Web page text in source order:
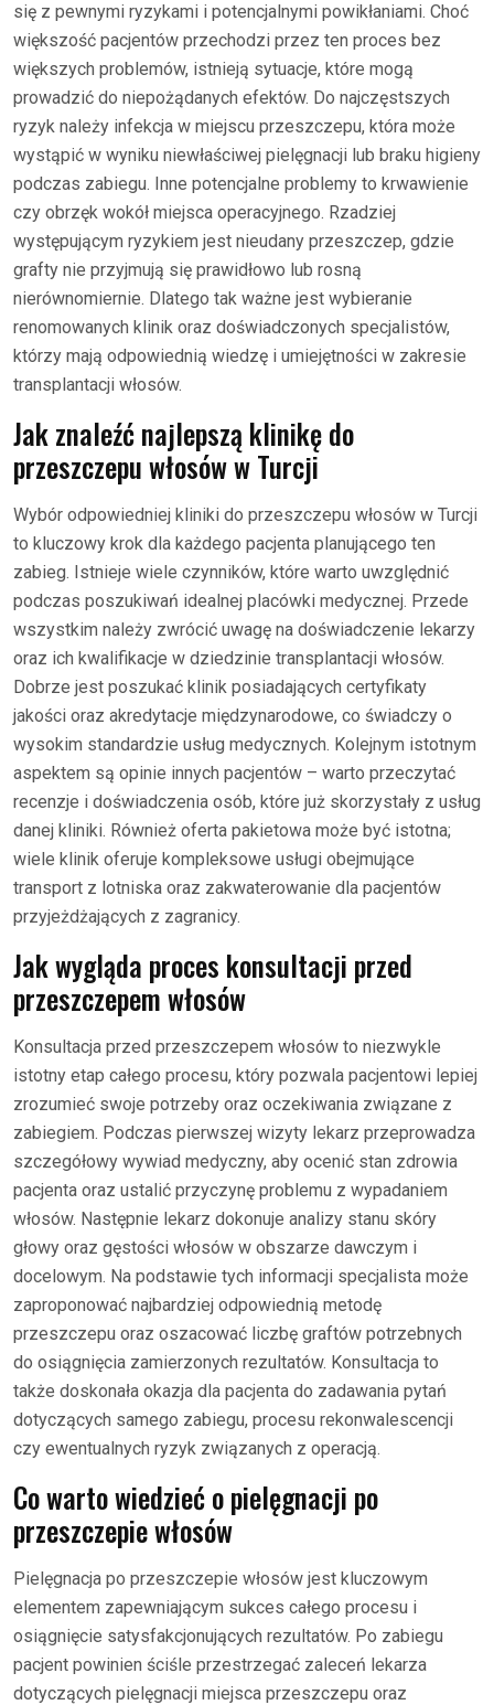
się z pewnymi ryzykami i potencjalnymi powikłaniami. Choć
większość pacjentów przechodzi przez ten proces bez
większych problemów, istnieją sytuacje, które mogą
prowadzić do niepożądanych efektów. Do najczęstszych
ryzyk należy infekcja w miejscu przeszczepu, która może
wystąpić w wyniku niewłaściwej pielęgnacji lub braku higieny
podczas zabiegu. Inne potencjalne problemy to krwawienie
czy obrzęk wokół miejsca operacyjnego. Rzadziej
występującym ryzykiem jest nieudany przeszczep, gdzie
grafty nie przyjmują się prawidłowo lub rosną
nierównomiernie. Dlatego tak ważne jest wybieranie
renomowanych klinik oraz doświadczonych specjalistów,
którzy mają odpowiednią wiedzę i umiejętności w zakresie
transplantacji włosów.
Jak znaleźć najlepszą klinikę do
przeszczepu włosów w Turcji
Wybór odpowiedniej kliniki do przeszczepu włosów w Turcji
to kluczowy krok dla każdego pacjenta planującego ten
zabieg. Istnieje wiele czynników, które warto uwzględnić
podczas poszukiwań idealnej placówki medycznej. Przede
wszystkim należy zwrócić uwagę na doświadczenie lekarzy
oraz ich kwalifikacje w dziedzinie transplantacji włosów.
Dobrze jest poszukać klinik posiadających certyfikaty
jakości oraz akredytacje międzynarodowe, co świadczy o
wysokim standardzie usług medycznych. Kolejnym istotnym
aspektem są opinie innych pacjentów – warto przeczytać
recenzje i doświadczenia osób, które już skorzystały z usług
danej kliniki. Również oferta pakietowa może być istotna;
wiele klinik oferuje kompleksowe usługi obejmujące
transport z lotniska oraz zakwaterowanie dla pacjentów
przyjeżdżających z zagranicy.
Jak wygląda proces konsultacji przed
przeszczepem włosów
Konsultacja przed przeszczepem włosów to niezwykle
istotny etap całego procesu, który pozwala pacjentowi lepiej
zrozumieć swoje potrzeby oraz oczekiwania związane z
zabiegiem. Podczas pierwszej wizyty lekarz przeprowadza
szczegółowy wywiad medyczny, aby ocenić stan zdrowia
pacjenta oraz ustalić przyczynę problemu z wypadaniem
włosów. Następnie lekarz dokonuje analizy stanu skóry
głowy oraz gęstości włosów w obszarze dawczym i
docelowym. Na podstawie tych informacji specjalista może
zaproponować najbardziej odpowiednią metodę
przeszczepu oraz oszacować liczbę graftów potrzebnych
do osiągnięcia zamierzonych rezultatów. Konsultacja to
także doskonała okazja dla pacjenta do zadawania pytań
dotyczących samego zabiegu, procesu rekonwalescencji
czy ewentualnych ryzyk związanych z operacją.
Co warto wiedzieć o pielęgnacji po
przeszczepie włosów
Pielęgnacja po przeszczepie włosów jest kluczowym
elementem zapewniającym sukces całego procesu i
osiągnięcie satysfakcjonujących rezultatów. Po zabiegu
pacjent powinien ściśle przestrzegać zaleceń lekarza
dotyczących pielęgnacji miejsca przeszczepu oraz